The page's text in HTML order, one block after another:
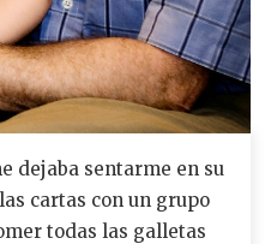
dejaba sentarme en su
cartas con un grupo
todas las galletas